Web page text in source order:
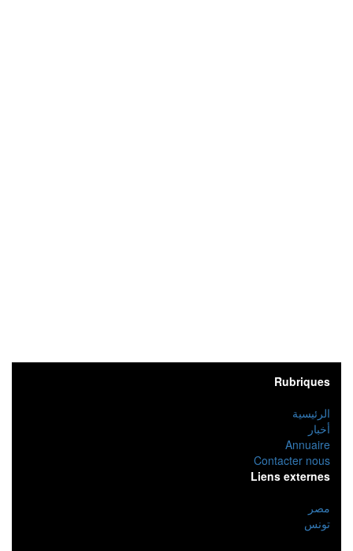
Rubriques
الرئيسية
أخبار
Annuaire
Contacter nous
Liens externes
مصر
تونس